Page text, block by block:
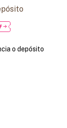
o depósito